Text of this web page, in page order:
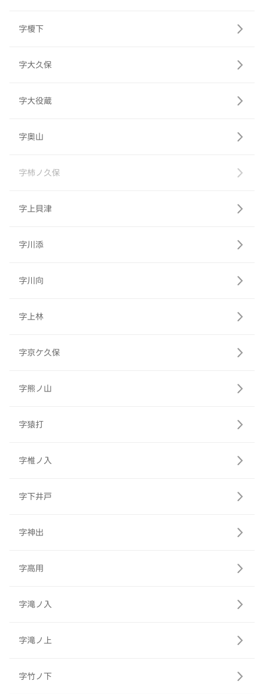
字榎下
字大久保
字大役蔵
字奥山
字柿ノ久保
字上貝津
字川添
字川向
字上林
字京ケ久保
字熊ノ山
字猿打
字椎ノ入
字下井戸
字神出
字高用
字滝ノ入
字滝ノ上
字竹ノ下